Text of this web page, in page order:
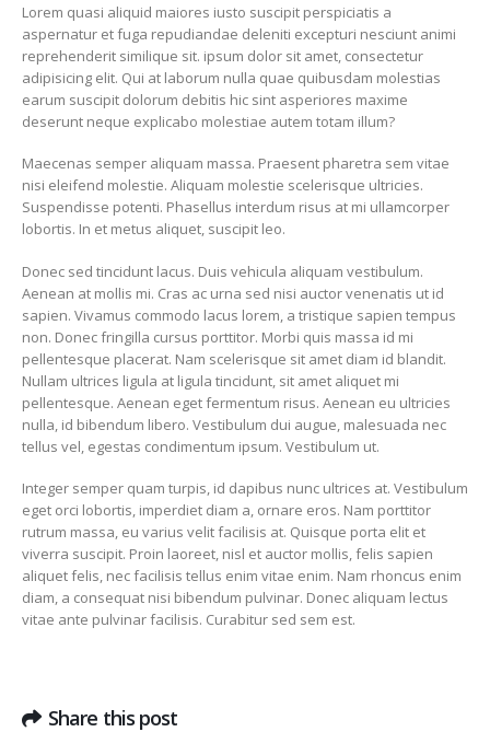
Lorem quasi aliquid maiores iusto suscipit perspiciatis a
aspernatur et fuga repudiandae deleniti excepturi nesciunt animi
reprehenderit similique sit. ipsum dolor sit amet, consectetur
adipisicing elit. Qui at laborum nulla quae quibusdam molestias
earum suscipit dolorum debitis hic sint asperiores maxime
deserunt neque explicabo molestiae autem totam illum?
Maecenas semper aliquam massa. Praesent pharetra sem vitae
nisi eleifend molestie. Aliquam molestie scelerisque ultricies.
Suspendisse potenti. Phasellus interdum risus at mi ullamcorper
lobortis. In et metus aliquet, suscipit leo.
Donec sed tincidunt lacus. Duis vehicula aliquam vestibulum.
Aenean at mollis mi. Cras ac urna sed nisi auctor venenatis ut id
sapien. Vivamus commodo lacus lorem, a tristique sapien tempus
non. Donec fringilla cursus porttitor. Morbi quis massa id mi
pellentesque placerat. Nam scelerisque sit amet diam id blandit.
Nullam ultrices ligula at ligula tincidunt, sit amet aliquet mi
pellentesque. Aenean eget fermentum risus. Aenean eu ultricies
nulla, id bibendum libero. Vestibulum dui augue, malesuada nec
tellus vel, egestas condimentum ipsum. Vestibulum ut.
Integer semper quam turpis, id dapibus nunc ultrices at. Vestibulum
eget orci lobortis, imperdiet diam a, ornare eros. Nam porttitor
rutrum massa, eu varius velit facilisis at. Quisque porta elit et
viverra suscipit. Proin laoreet, nisl et auctor mollis, felis sapien
aliquet felis, nec facilisis tellus enim vitae enim. Nam rhoncus enim
diam, a consequat nisi bibendum pulvinar. Donec aliquam lectus
vitae ante pulvinar facilisis. Curabitur sed sem est.
Share this post